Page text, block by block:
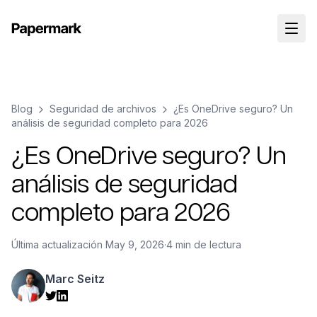
Blog Seguridad de archivos
¿Es OneDrive seguro? Un
análisis de seguridad completo para 2026
¿Es OneDrive seguro? Un
análisis de seguridad
completo para 2026
Última actualización May 9, 2026·4 min de lectura
Marc Seitz